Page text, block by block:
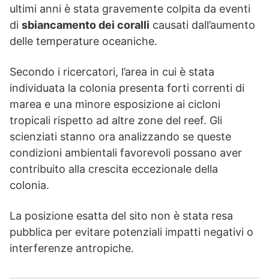
ultimi anni è stata gravemente colpita da eventi
di sbiancamento dei coralli causati dall’aumento
delle temperature oceaniche.
Secondo i ricercatori, l’area in cui è stata
individuata la colonia presenta forti correnti di
marea e una minore esposizione ai cicloni
tropicali rispetto ad altre zone del reef. Gli
scienziati stanno ora analizzando se queste
condizioni ambientali favorevoli possano aver
contribuito alla crescita eccezionale della
colonia.
La posizione esatta del sito non è stata resa
pubblica per evitare potenziali impatti negativi o
interferenze antropiche.